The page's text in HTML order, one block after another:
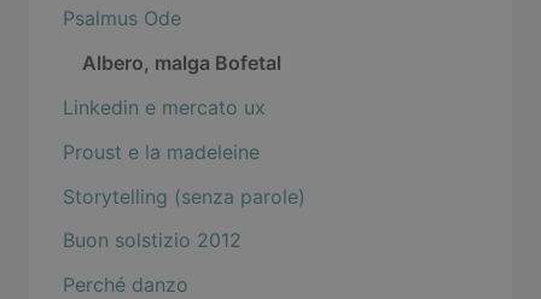
Psalmus Ode
Albero, malga Bofetal
Linkedin e mercato ux
Proust e la madeleine
Storytelling (senza parole)
Buon solstizio 2012
Perché danzo